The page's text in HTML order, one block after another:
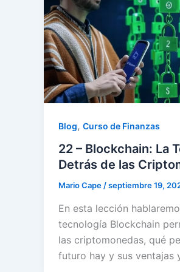
Blog, Curso de Finanzas
22 – Blockchain: La
Detrás de las
Mario Cape/septiembre 19,
En esta lección
tecnología Blockchain
las criptomonedas, qué
futuro hay y sus ventajas